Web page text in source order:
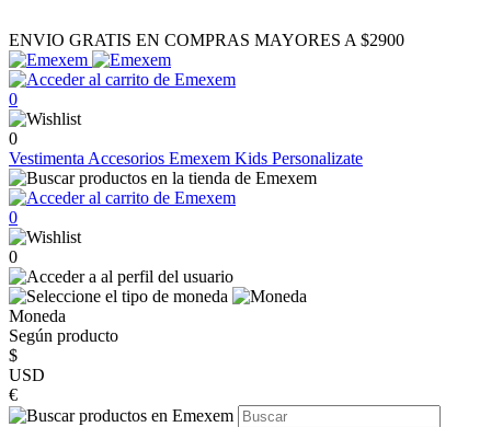
ENVIO GRATIS EN COMPRAS MAYORES A $2900
0
0
Vestimenta Accesorios Emexem Kids Personalizate
0
0
Moneda
Según producto
$
USD
€